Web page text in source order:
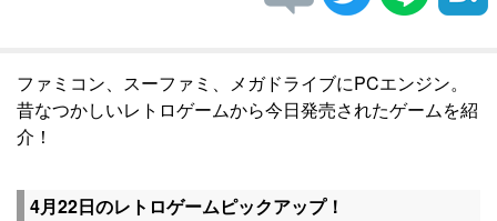
ファミコン、スーファミ、メガドライブにPCエンジン。
昔なつかしいレトロゲームから今日発売されたゲームを紹
介！
4月22日のレトロゲームピックアップ！